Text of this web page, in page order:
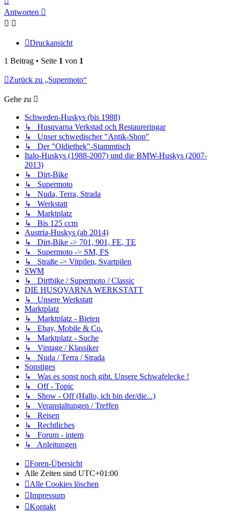
oben
Antworten
Druckansicht
1 Beitrag • Seite 1 von 1
Zurück zu „Supermoto“
Gehe zu
Schweden-Huskys (bis 1988)
↳ Husqvarna Verkstad och Restaureringar
↳ Unser schwedischer "Antik-Shop"
↳ Der "Oldiethek"-Stammtisch
Italo-Huskys (1988-2007) und die BMW-Huskys (2007-
2013)
↳ Dirt-Bike
↳ Supermoto
↳ Nuda, Terra, Strada
↳ Werkstatt
↳ Marktplatz
↳ Bis 125 ccm
Austria-Huskys (ab 2014)
↳ Dirt-Bike -> 701, 901, FE, TE
↳ Supermoto -> SM, FS
↳ Straße -> Vitpilen, Svartpilen
SWM
↳ Dirtbike / Supermoto / Classic
DIE HUSQVARNA WERKSTATT
↳ Unsere Werkstatt
Marktplatz
↳ Marktplatz - Bieten
↳ Ebay, Mobile & Co.
↳ Marktplatz - Suche
↳ Vintage / Klassiker
↳ Nuda / Terra / Strada
Sonstiges
↳ Was es sonst noch gibt. Unsere Schwafelecke !
↳ Off - Topic
↳ Show - Off (Hallo, ich bin der/die...)
↳ Veranstaltungen / Treffen
↳ Reisen
↳ Rechtliches
↳ Forum - intern
↳ Anleitungen
Foren-Übersicht
Alle Zeiten sind UTC+01:00
Alle Cookies löschen
Impressum
Kontakt